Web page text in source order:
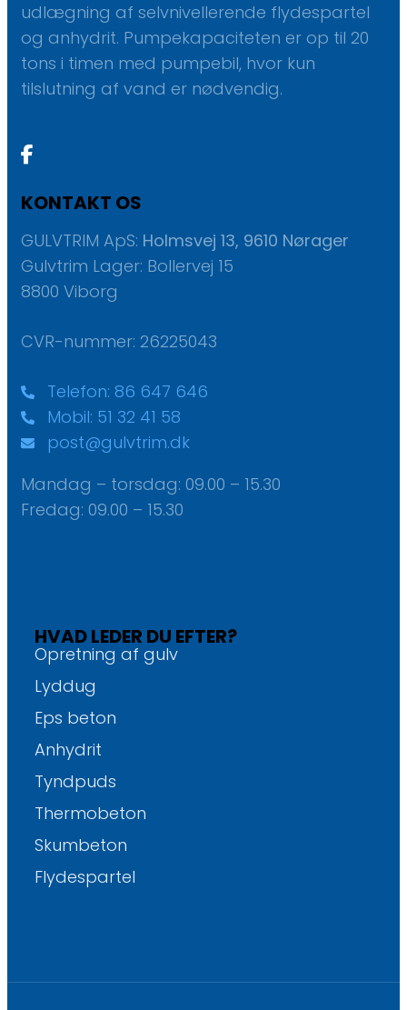
udlægning af selvnivellerende flydespartel
og anhydrit. Pumpekapaciteten er op til 20
tons i timen med pumpebil, hvor kun
tilslutning af vand er nødvendig.
KONTAKT OS
GULVTRIM ApS: Holmsvej 13, 9610 Nørager
Gulvtrim Lager: Bollervej 15
8800 Viborg
CVR-nummer: 26225043
Telefon: 86 647 646
Mobil: 51 32 41 58
post@gulvtrim.dk
Mandag – torsdag: ​09.00 – 15.30
Fredag: ​09.00 – 15.30
HVAD LEDER DU EFTER?
Opretning af gulv
Lyddug
Eps beton
Anhydrit
Tyndpuds
Thermobeton
Skumbeton
Flydespartel